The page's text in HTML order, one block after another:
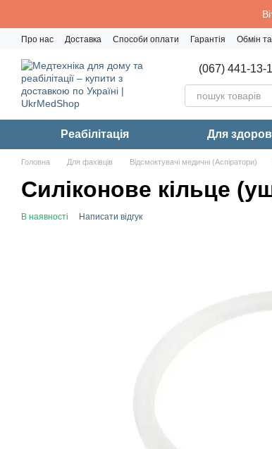
Про нас Доставка Способи оплати Гарантія Обмін
(067) 441-13-
Реабiлiтацiя Для
Головна Для фахівців Відсмоктувачі медичні (Аспіратори)
Силіконове кільце
В наявності Написати відгук